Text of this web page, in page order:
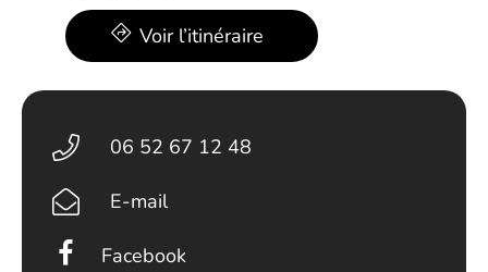
Voir l’itinéraire
06 52 67 12 48
E-mail
Facebook